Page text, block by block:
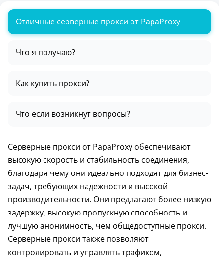
Отличные серверные прокси от PapaProxy
Что я получаю?
Как купить прокси?
Что если возникнут вопросы?
Серверные прокси от PapaProxy обеспечивают
высокую скорость и стабильность соединения,
благодаря чему они идеально подходят для бизнес-
задач, требующих надежности и высокой
производительности. Они предлагают более низкую
задержку, высокую пропускную способность и
лучшую анонимность, чем общедоступные прокси.
Серверные прокси также позволяют
контролировать и управлять трафиком,